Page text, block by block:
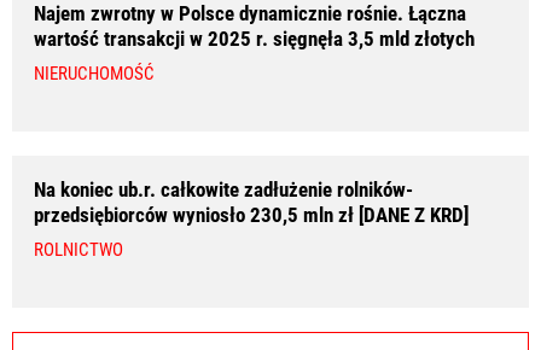
Najem zwrotny w Polsce dynamicznie rośnie. Łączna
wartość transakcji w 2025 r. sięgnęła 3,5 mld złotych
NIERUCHOMOŚĆ
Na koniec ub.r. całkowite zadłużenie rolników-
przedsiębiorców wyniosło 230,5 mln zł [DANE Z KRD]
ROLNICTWO